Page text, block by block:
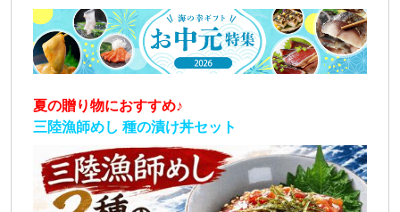
夏の贈り物におすすめ♪
三陸漁師めし 種の漬け丼セット